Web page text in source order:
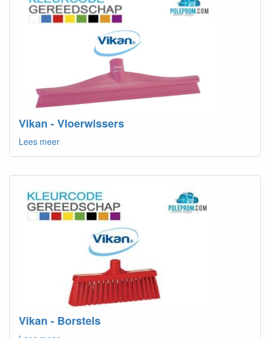
Vikan - Vloerwissers
Lees meer
Vikan - Borstels